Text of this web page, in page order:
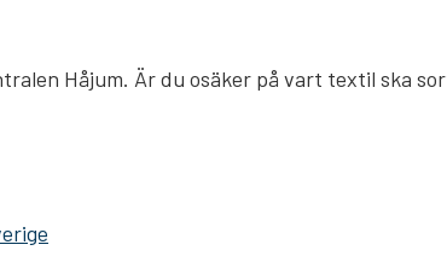
Håjum. Är du osäker på vart textil ska